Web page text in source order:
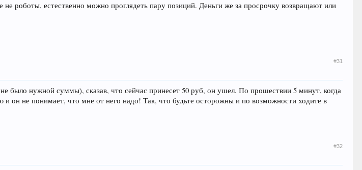
роботы, естественно можно проглядеть пару позиций. Деньги же за просрочку возвращают или
#31
было нужной суммы), сказав, что сейчас принесет 50 руб, он ушел. По прошествии 5 минут, когда
он не понимает, что мне от него надо! Так, что будьте осторожны и по возможности ходите в
#32